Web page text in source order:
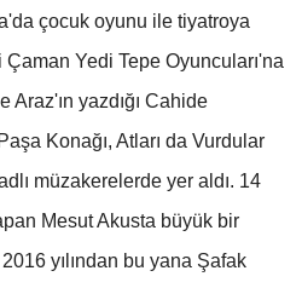
çocuk oyunu ile tiyatroya
Çaman Yedi Tepe Oyuncuları'na
Araz'ın yazdığı Cahide
Konağı, Atları da Vurdular
müzakerelerde yer aldı. 14
Mesut Akusta büyük bir
yılından bu yana Şafak